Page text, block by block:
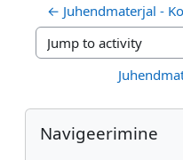
← Juhendmaterjal -
Jump to activity
Plokid
Jäta vahele Navigeerimine
Navigeerimine